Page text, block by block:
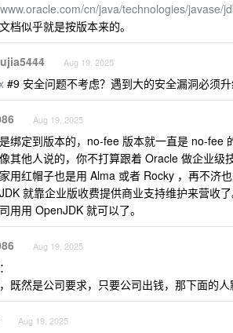
cn/java/technologies/javase/
档似乎就是按版本来的。
Aug 19, 2025
#9 安全问题不考虑？遇到大的安全漏洞必须
Aug 19, 2025
绑定到版本的，no-fee 版本就一直是 no-fee
其他人说的，你不打算跟着 Oracle 做企业级
用红帽子也是用 Alma 或者 Rocky ，再不济
就靠企业版收费提供商业支持维护来营收了
用用 OpenJDK 就可以了。
Aug 19, 2025
既然是公司要求，只要公司出钱，那下面的人
Aug 19, 2025